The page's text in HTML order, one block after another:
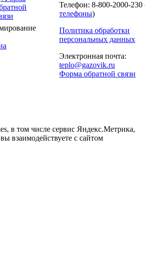
Телефон: 8-800-2000-230
телефоны)
Политика обработки
персональных данных
Электронная почта:
teplo@gazovik.ru
Форма обратной связи
в том числе сервис Яндекс.Метрика,
взаимодействуете с сайтом